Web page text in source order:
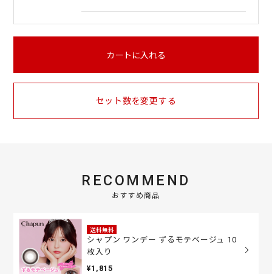
カートに入れる
セット数を変更する
RECOMMEND
おすすめ商品
送料無料
シャプン ワンデー ずるモテベージュ 10
枚入り
¥1,815